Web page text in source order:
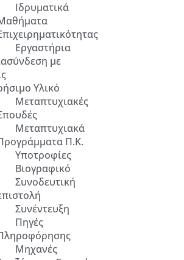
Ιδρυματικά
Εργαστήρια
με
Υλικό
Μεταπτυχιακές
Μεταπτυχιακά
Π.Κ.
Υποτροφίες
Βιογραφικό
Συνοδευτική
Συνέντευξη
Πηγές
Μηχανές